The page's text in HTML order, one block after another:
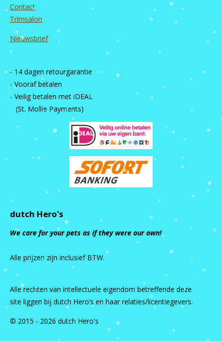
Contact
Trimsalon
Nieuwsbrief
- 14 dagen retourgarantie
- Vooraf betalen
- Veilig betalen met iDEAL
(St. Mollie Payments)
dutch Hero's
We care for your pets as if they were our own!
Alle prijzen zijn inclusief BTW.
Alle rechten van intellectuele eigendom betreffende deze
site liggen bij dutch Hero’s en haar relaties/licentiegevers.
© 2015 - 2026 dutch Hero's